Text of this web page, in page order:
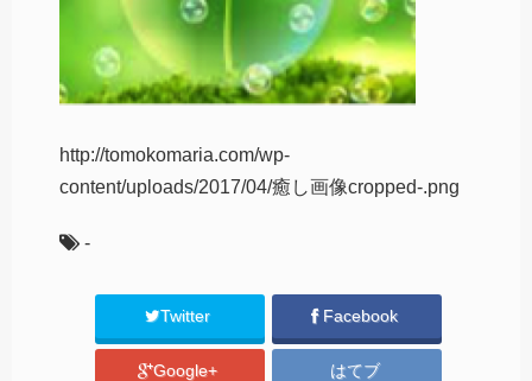
http://tomokomaria.com/wp-
content/uploads/2017/04/癒し画像cropped-.png
-
Twitter Facebook
Google+ はてブ